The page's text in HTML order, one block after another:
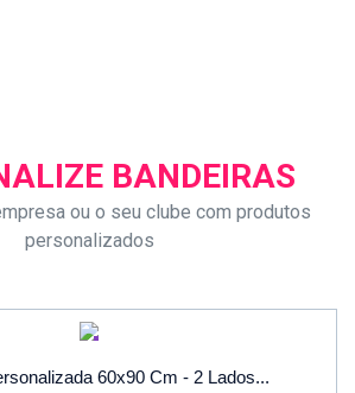
BANDEIRAS
ou o seu clube com produtos
personalizados
60x90 Cm - 2 Lados...